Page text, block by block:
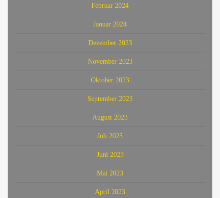
Februar 2024
Januar 2024
Dezember 2023
November 2023
Oktober 2023
September 2023
August 2023
Juli 2023
Juni 2023
Mai 2023
April 2023